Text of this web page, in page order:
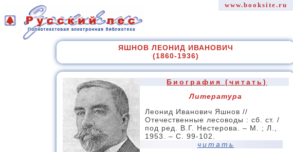
www.booksite.ru
ЯШНОВ ЛЕОНИД ИВАНОВИЧ
(1860-1936)
Биография (читать)
Литература
Леонид Иванович Яшнов //
Отечественные лесоводы : сб. ст. /
под ред. В.Г. Нестерова. – М. ; Л.,
1953. – С. 99-102.
читать